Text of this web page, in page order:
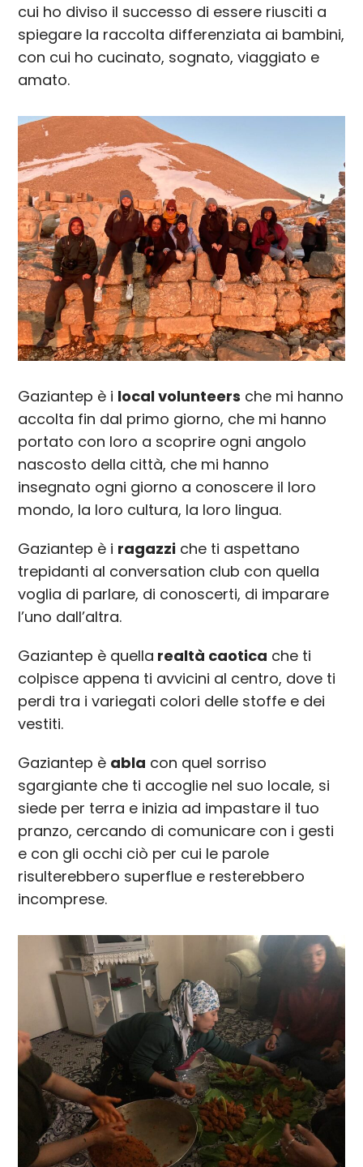
cui ho diviso il successo di essere riusciti a
spiegare la raccolta differenziata ai bambini,
con cui ho cucinato, sognato, viaggiato e
amato.
Gaziantep è i local volunteers che mi hanno
accolta fin dal primo giorno, che mi hanno
portato con loro a scoprire ogni angolo
nascosto della città, che mi hanno
insegnato ogni giorno a conoscere il loro
mondo, la loro cultura, la loro lingua.
Gaziantep è i ragazzi che ti aspettano
trepidanti al conversation club con quella
voglia di parlare, di conoscerti, di imparare
l’uno dall’altra.
Gaziantep è quella realtà caotica che ti
colpisce appena ti avvicini al centro, dove ti
perdi tra i variegati colori delle stoffe e dei
vestiti.
Gaziantep è abla con quel sorriso
sgargiante che ti accoglie nel suo locale, si
siede per terra e inizia ad impastare il tuo
pranzo, cercando di comunicare con i gesti
e con gli occhi ciò per cui le parole
risulterebbero superflue e resterebbero
incomprese.